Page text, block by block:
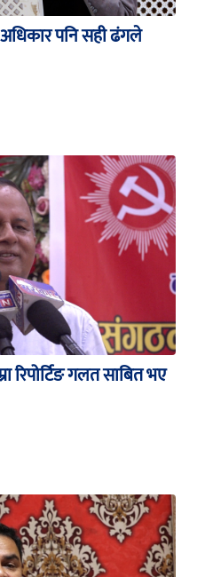
पनि सही ढंगले
रिपोर्टिङ गलत साबित भए